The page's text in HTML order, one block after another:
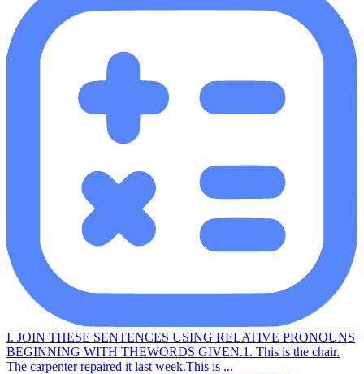
I. JOIN THESE SENTENCES USING RELATIVE PRONOUNS
BEGINNING WITH THEWORDS GIVEN.1. This is the chair.
The carpenter repaired it last week.This is ...